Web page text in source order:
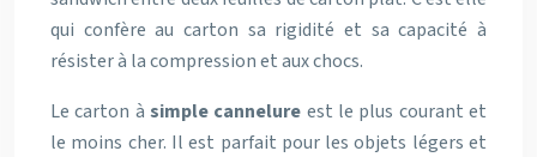
qui confère au carton sa rigidité et sa capacité à
résister à la compression et aux chocs.
Le carton à simple cannelure est le plus courant et
le moins cher. Il est parfait pour les objets légers et